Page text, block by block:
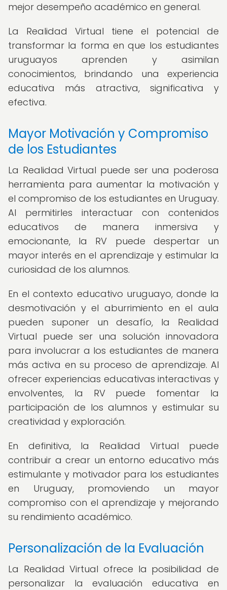
mejor desempeño académico en general.
La Realidad Virtual tiene el potencial de
transformar la forma en que los estudiantes
uruguayos aprenden y asimilan
conocimientos, brindando una experiencia
educativa más atractiva, significativa y
efectiva.
Mayor Motivación y Compromiso
de los Estudiantes
La Realidad Virtual puede ser una poderosa
herramienta para aumentar la motivación y
el compromiso de los estudiantes en Uruguay.
Al permitirles interactuar con contenidos
educativos de manera inmersiva y
emocionante, la RV puede despertar un
mayor interés en el aprendizaje y estimular la
curiosidad de los alumnos.
En el contexto educativo uruguayo, donde la
desmotivación y el aburrimiento en el aula
pueden suponer un desafío, la Realidad
Virtual puede ser una solución innovadora
para involucrar a los estudiantes de manera
más activa en su proceso de aprendizaje. Al
ofrecer experiencias educativas interactivas y
envolventes, la RV puede fomentar la
participación de los alumnos y estimular su
creatividad y exploración.
En definitiva, la Realidad Virtual puede
contribuir a crear un entorno educativo más
estimulante y motivador para los estudiantes
en Uruguay, promoviendo un mayor
compromiso con el aprendizaje y mejorando
su rendimiento académico.
Personalización de la Evaluación
La Realidad Virtual ofrece la posibilidad de
personalizar la evaluación educativa en